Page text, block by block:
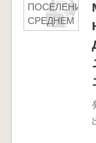
ПОСЕЛЕНИЕ
СРЕДНЕМ
中東ドニエス
UNIQUEムステ